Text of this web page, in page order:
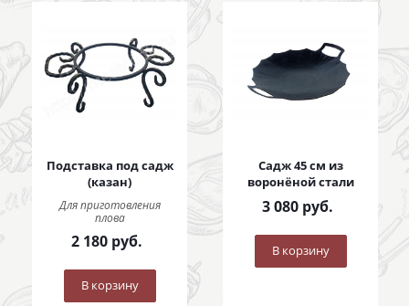
Подставка под садж
(казан)
Для приготовления
плова
2 180руб.
В корзину
Садж 45 см из
воронёной стали
3 080руб.
В корзину